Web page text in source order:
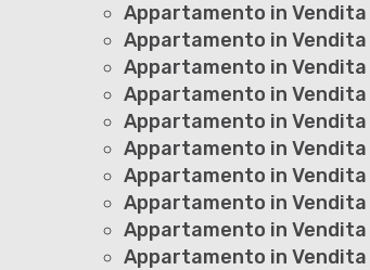
Appartamento in Vendita
Appartamento in Vendita
Appartamento in Vendita
Appartamento in Vendita
Appartamento in Vendita
Appartamento in Vendita
Appartamento in Vendita
Appartamento in
Appartamento in
Appartamento in Vendita